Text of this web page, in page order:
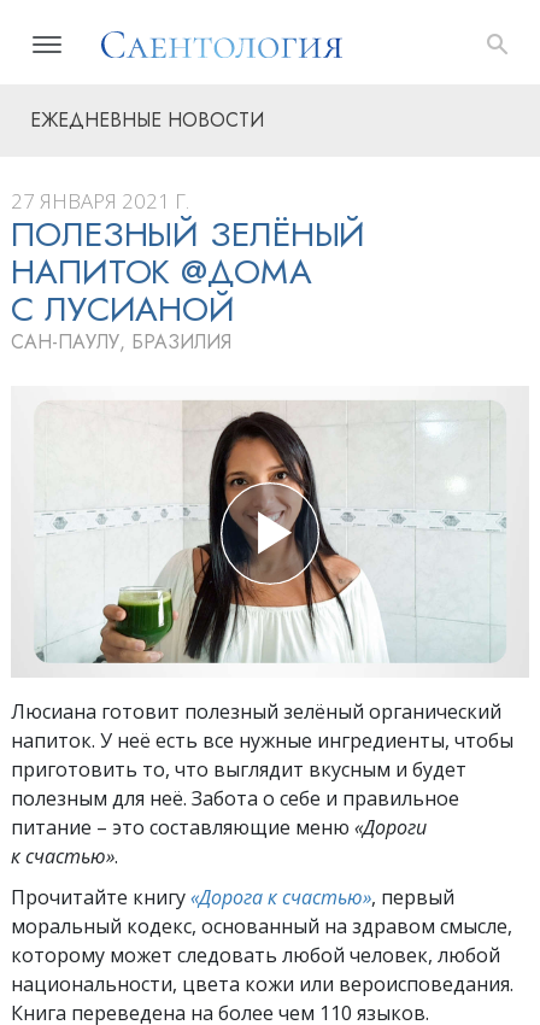
ЕЖЕДНЕВНЫЕ НОВОСТИ
27 ЯНВАРЯ 2021 Г.
ПОЛЕЗНЫЙ ЗЕЛЁНЫЙ
НАПИТОК @ДОМА
С ЛУСИАНОЙ
САН-ПАУЛУ, БРАЗИЛИЯ
Люсиана готовит полезный зелёный органический
напиток. У неё есть все нужные ингредиенты, чтобы
приготовить то, что выглядит вкусным и будет
полезным для неё. Забота о себе и правильное
питание – это составляющие меню «Дороги
к счастью».
Прочитайте книгу«Дорога к счастью», первый
моральный кодекс, основанный на здравом смысле,
которому может следовать любой человек, любой
национальности, цвета кожи или вероисповедания.
Книга переведена на более чем 110 языков.